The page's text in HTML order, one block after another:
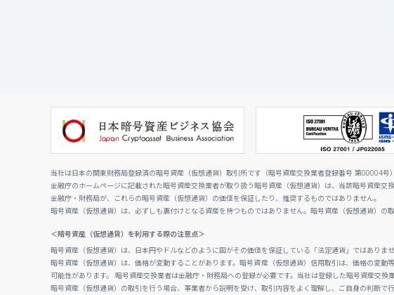
当社は日本の関東財務局登録済の暗号資産（仮想通貨）取引所です（暗号資産交換業者登録番号 第00004号
金融庁のホームページに記載された暗号資産交換業者が取り扱う暗号資産（仮想通貨）は、当該暗号資産交
金融庁・財務局が、これらの暗号資産（仮想通貨）の価値を保証したり、推奨するものではありません。
暗号資産（仮想通貨）は、必ずしも裏付けとなる資産を持つものではありません。暗号資産（仮想通貨）の
＜暗号資産（仮想通貨）を利用する際の注意点＞
暗号資産（仮想通貨）は、日本円やドルなどのように国がその価値を保証している「法定通貨」ではありま
暗号資産（仮想通貨）は、価格が変動することがあります。暗号資産（仮想通貨）信用取引は、価格の変
可能性があります。 暗号資産交換業者は金融庁・財務局への登録が必要です。当社は登録した暗号資産交換業
暗号資産（仮想通貨）の取引を行う場合、事業者から説明を受け、取引内容をよく理解し、ご自身の判断で行